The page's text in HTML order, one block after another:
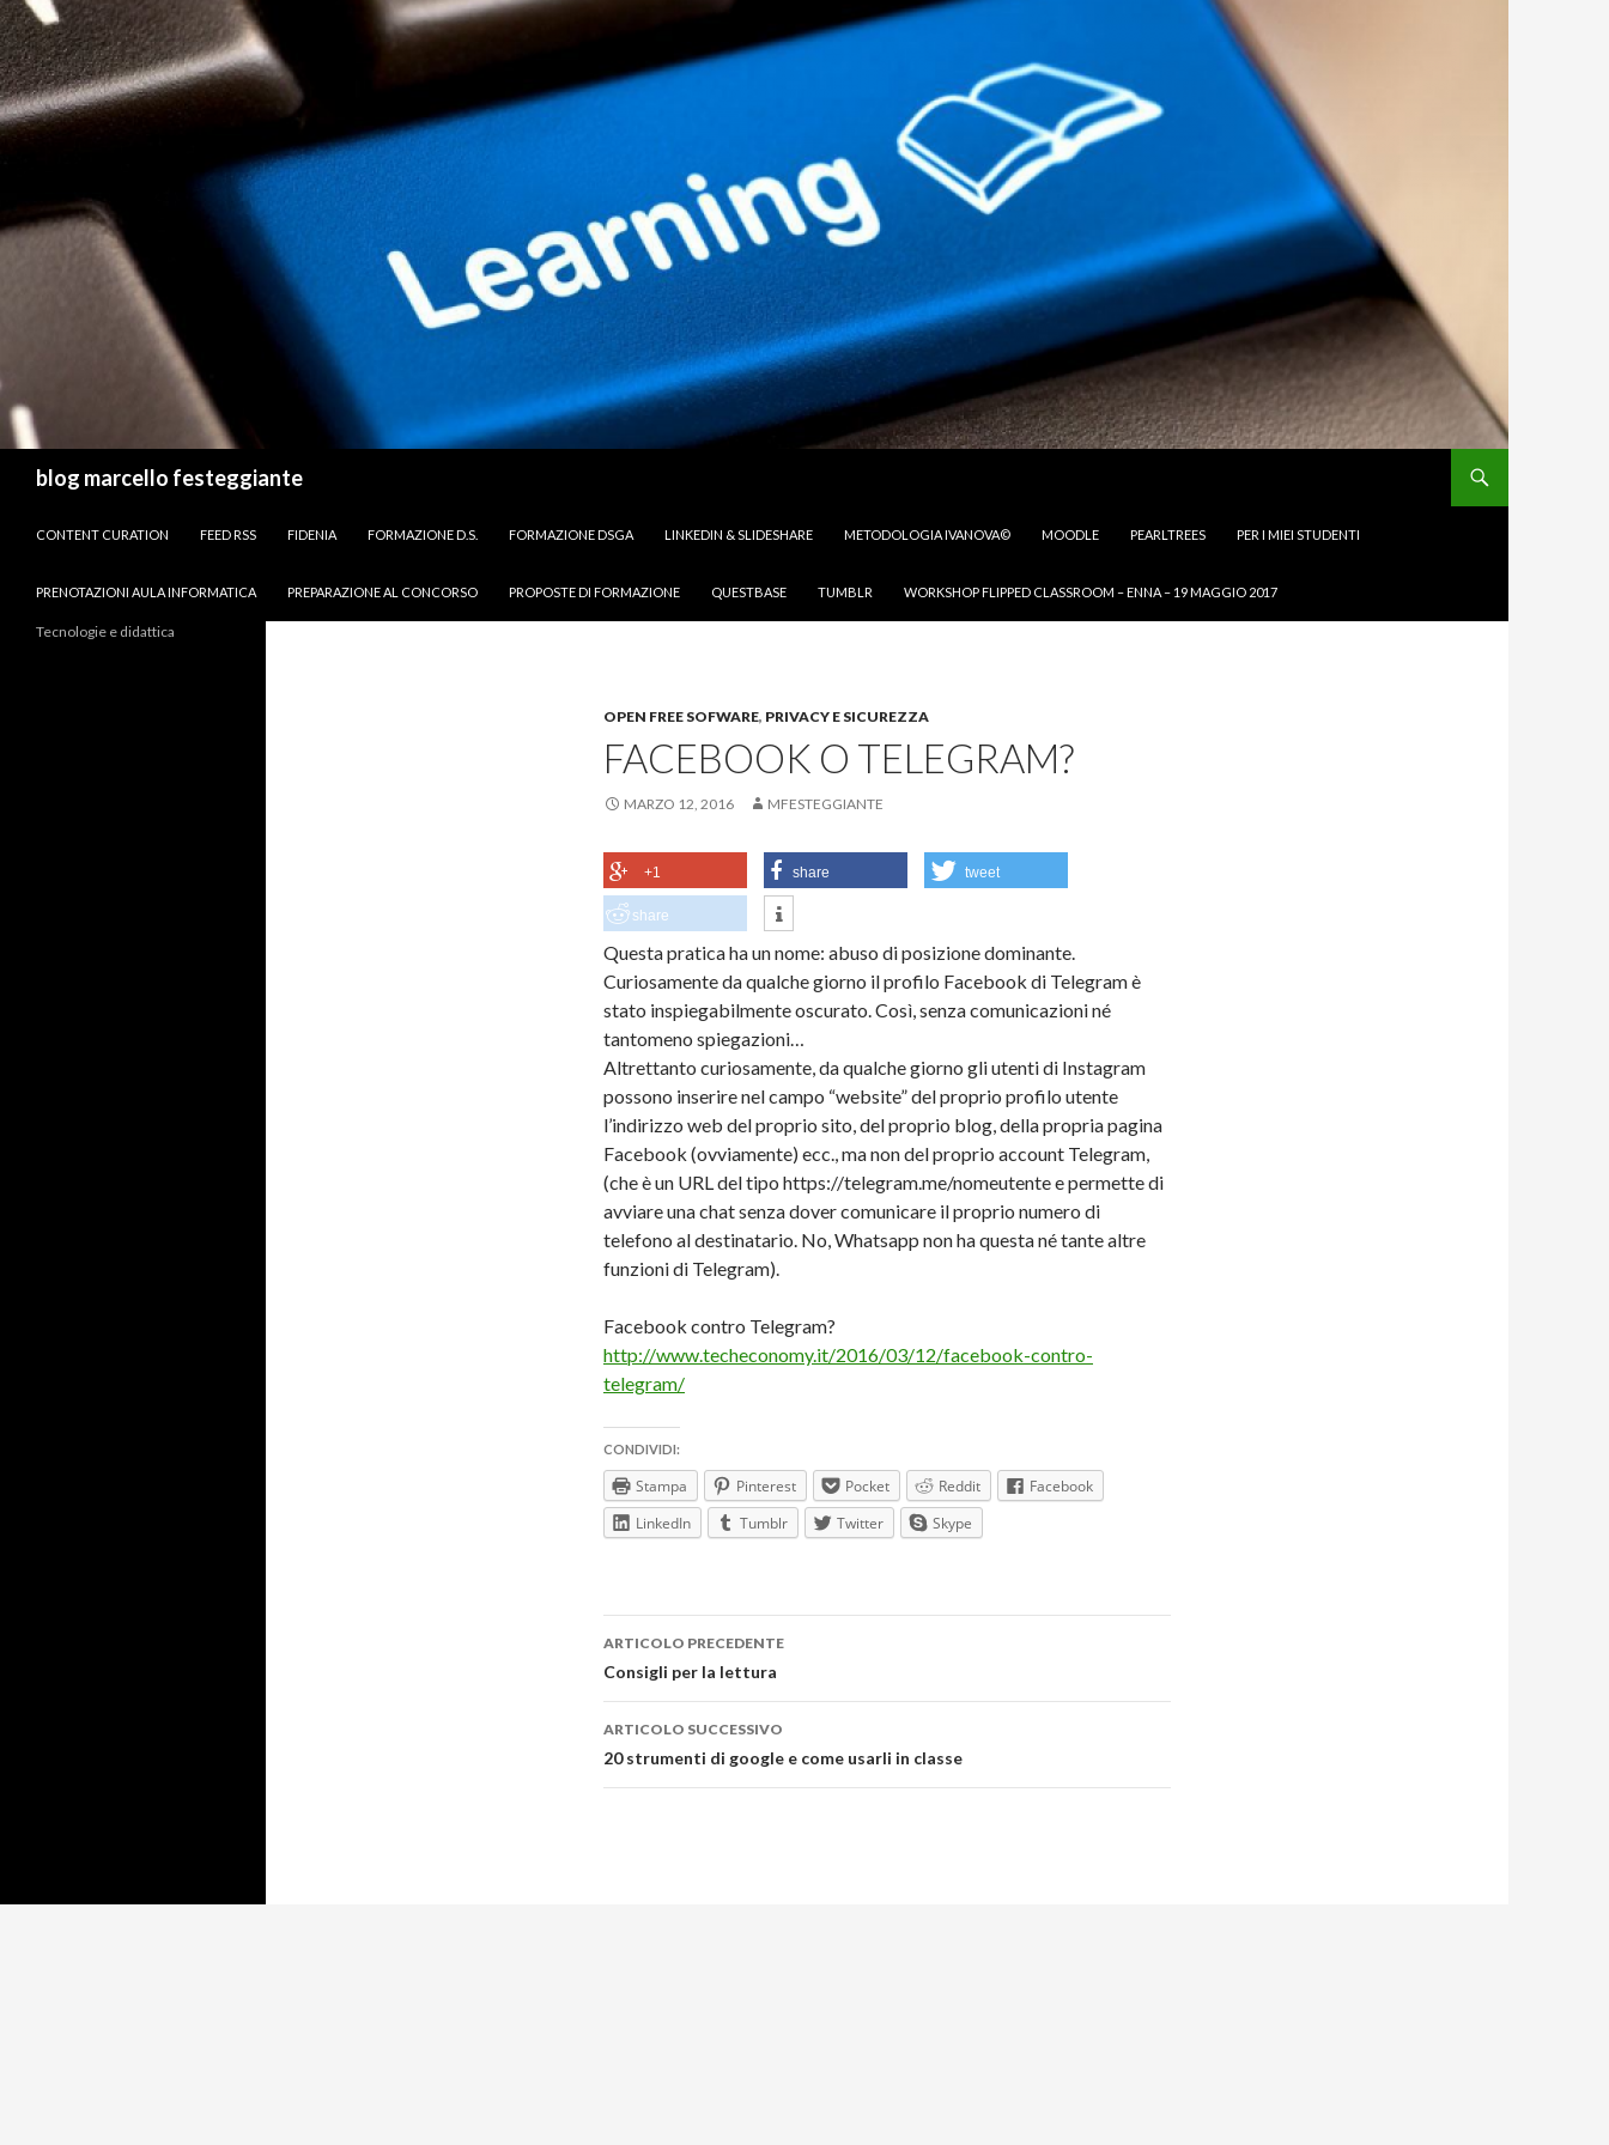
blog marcello festeggiante
CONTENT CURATION
FEED RSS FIDENIA FORMAZIONE D.S. FORMAZIONE DSGA LINKEDIN & SLIDESHARE METODOLOGIA IVANOVA© MOODLE PEARLTREES PER I MIEI STUDENTI
PRENOTAZIONI AULA INFORMATICA PREPARAZIONE AL CONCORSO PROPOSTE DI FORMAZIONE QUESTBASE TUMBLR WORKSHOP FLIPPED CLASSROOM – ENNA – 19 MAGGIO 2017
OPEN FREE SOFWARE, PRIVACY E SICUREZZA
FACEBOOK O TELEGRAM?
MARZO 12, 2016 MFESTEGGIANTE
+1 share tweet
share
Questa pratica ha un nome: abuso di posizione dominante.
Curiosamente da qualche giorno il profilo Facebook di Telegram è
stato inspiegabilmente oscurato. Così, senza comunicazioni né
tantomeno spiegazioni…
Altrettanto curiosamente, da qualche giorno gli utenti di Instagram
possono inserire nel campo “website” del proprio profilo utente
l’indirizzo web del proprio sito, del proprio blog, della propria pagina
Facebook (ovviamente) ecc., ma non del proprio account Telegram,
(che è un URL del tipo https://telegram.me/nomeutente e permette di
avviare una chat senza dover comunicare il proprio numero di
telefono al destinatario. No, Whatsapp non ha questa né tante altre
funzioni di Telegram).
Facebook contro Telegram?
http://www.techeconomy.it/2016/03/12/facebook-contro-
telegram/
CONDIVIDI:
Stampa Pinterest Pocket Reddit
Facebook
LinkedIn
Tumblr Twitter Skype
Navigazione
articolo
ARTICOLO PRECEDENTE
Consigli per la lettura
ARTICOLO SUCCESSIVO
20 strumenti di google e come usarli in classe
Tecnologie e didattica